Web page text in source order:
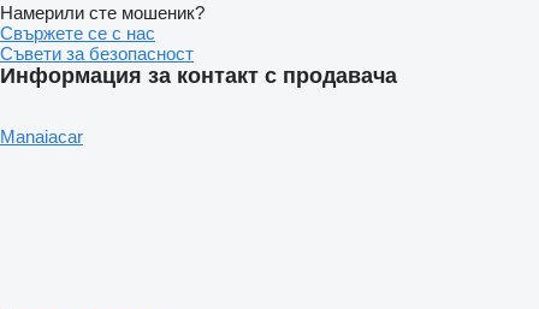
Намерили сте мошеник?
Свържете се с нас
Съвети за безопасност
Информация за контакт с продавача
Manaiacar